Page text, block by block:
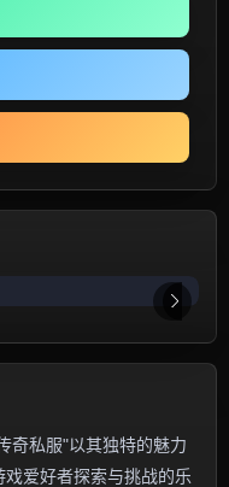
奇私服"以其独特的魅力
爱好者探索与挑战的乐